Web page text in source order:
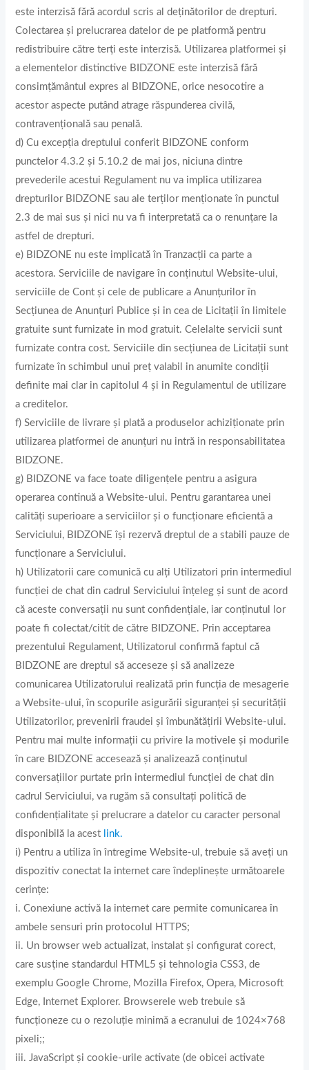
este interzisă fără acordul scris al deținătorilor de drepturi.
Colectarea și prelucrarea datelor de pe platformă pentru
redistribuire către terți este interzisă. Utilizarea platformei și
a elementelor distinctive BIDZONE este interzisă fără
consimțământul expres al BIDZONE, orice nesocotire a
acestor aspecte putând atrage răspunderea civilă,
contravențională sau penală.
d) Cu excepția dreptului conferit BIDZONE conform
punctelor 4.3.2 și 5.10.2 de mai jos, niciuna dintre
prevederile acestui Regulament nu va implica utilizarea
drepturilor BIDZONE sau ale terților menționate în punctul
2.3 de mai sus și nici nu va fi interpretată ca o renunțare la
astfel de drepturi.
e) BIDZONE nu este implicată în Tranzacții ca parte a
acestora. Serviciile de navigare în conținutul Website-ului,
serviciile de Cont și cele de publicare a Anunțurilor în
Secțiunea de Anunțuri Publice și in cea de Licitații în limitele
gratuite sunt furnizate in mod gratuit. Celelalte servicii sunt
furnizate contra cost. Serviciile din secțiunea de Licitații sunt
furnizate în schimbul unui preț valabil in anumite condiții
definite mai clar in capitolul 4 și in Regulamentul de utilizare
a creditelor.
f) Serviciile de livrare și plată a produselor achiziţionate prin
utilizarea platformei de anunţuri nu intră in responsabilitatea
BIDZONE.
g) BIDZONE va face toate diligențele pentru a asigura
operarea continuă a Website-ului. Pentru garantarea unei
calități superioare a serviciilor și o funcționare eficientă a
Serviciului, BIDZONE își rezervă dreptul de a stabili pauze de
funcționare a Serviciului.
h) Utilizatorii care comunică cu alți Utilizatori prin intermediul
funcției de chat din cadrul Serviciului înțeleg și sunt de acord
că aceste conversații nu sunt confidențiale, iar conținutul lor
poate fi colectat/citit de către BIDZONE. Prin acceptarea
prezentului Regulament, Utilizatorul confirmă faptul că
BIDZONE are dreptul să acceseze și să analizeze
comunicarea Utilizatorului realizată prin funcția de mesagerie
a Website-ului, în scopurile asigurării siguranței și securității
Utilizatorilor, prevenirii fraudei și îmbunătățirii Website-ului.
Pentru mai multe informații cu privire la motivele și modurile
în care BIDZONE accesează și analizează conținutul
conversațiilor purtate prin intermediul funcției de chat din
cadrul Serviciului, va rugăm să consultați politică de
confidențialitate și prelucrare a datelor cu caracter personal
disponibilă la acest link.
i) Pentru a utiliza în întregime Website-ul, trebuie să aveți un
dispozitiv conectat la internet care îndeplinește următoarele
cerințe:
i. Conexiune activă la internet care permite comunicarea în
ambele sensuri prin protocolul HTTPS;
ii. Un browser web actualizat, instalat și configurat corect,
care susține standardul HTML5 și tehnologia CSS3, de
exemplu Google Chrome, Mozilla Firefox, Opera, Microsoft
Edge, Internet Explorer. Browserele web trebuie să
funcționeze cu o rezoluție minimă a ecranului de 1024×768
pixeli;;
iii. JavaScript și cookie-urile activate (de obicei activate